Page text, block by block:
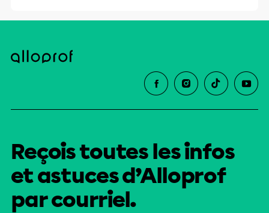
Reçois toutes les infos
et astuces d’Alloprof
par courriel.